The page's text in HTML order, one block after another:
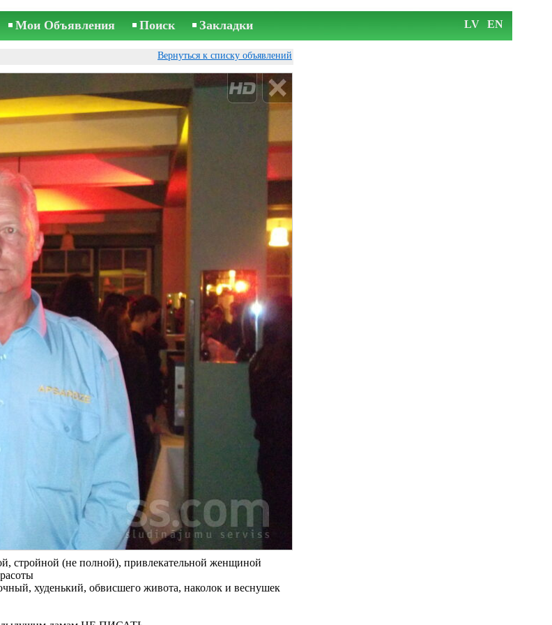
Мои Объявления Поиск Закладки LV EN
Вернуться к списку объявлений
стройной (не полной), привлекательной женщиной
худенький, обвисшего живота, наколок и веснушек